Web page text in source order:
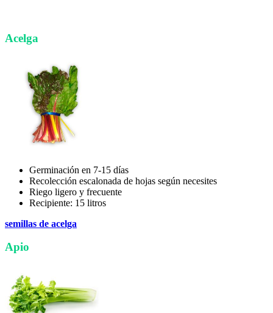
Acelga
Germinación en 7-15 días
Recolección escalonada de hojas según necesites
Riego ligero y frecuente
Recipiente: 15 litros
semillas de acelga
Apio